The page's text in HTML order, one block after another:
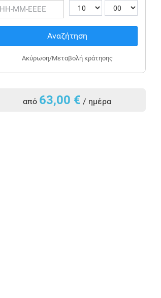
Αναζήτηση
Ακύρωση/Μεταβολή κράτησης
από 63,00 € / ημέρα